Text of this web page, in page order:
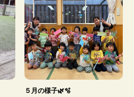
５つの特色
施設・設備
クラス紹介
概要
光耀福祉会
５月の様子🌿🫧